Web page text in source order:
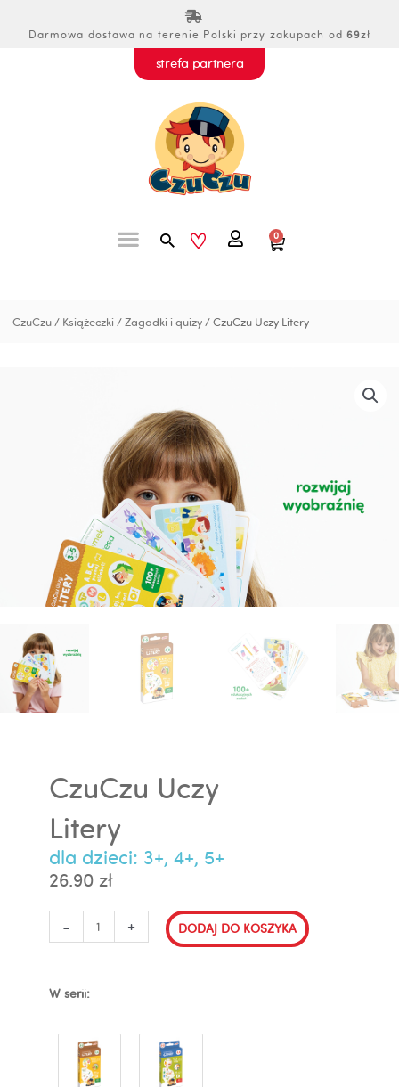
Darmowa dostawa na terenie Polski przy zakupach od 69zł
strefa partnera
Szukaj 0
Wózek
CzuCzu/ Książeczki /Zagadki i quizy/ CzuCzu Uczy Litery
CzuCzu Uczy
Litery
dla dzieci: 3+, 4+, 5+
26.90 zł
-
CzuCzu
+ DODAJ DO KOSZYKA
W serii: